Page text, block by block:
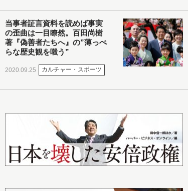
当事者証言資料を読めば事実
の歪曲は一目瞭然。百田尚樹
著『偽善者たちへ』の”薄っぺ
らな歴史観を嗤う”
2020.09.25 カルチャー・スポーツ